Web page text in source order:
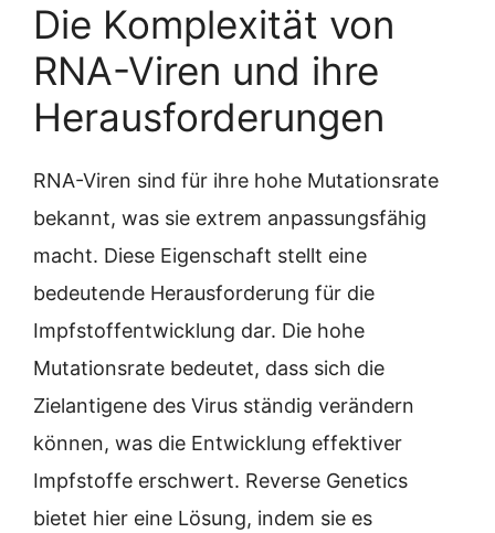
Die Komplexität von
RNA-Viren und ihre
Herausforderungen
RNA-Viren sind für ihre hohe Mutationsrate
bekannt, was sie extrem anpassungsfähig
macht. Diese Eigenschaft stellt eine
bedeutende Herausforderung für die
Impfstoffentwicklung dar. Die hohe
Mutationsrate bedeutet, dass sich die
Zielantigene des Virus ständig verändern
können, was die Entwicklung effektiver
Impfstoffe erschwert. Reverse Genetics
bietet hier eine Lösung, indem sie es